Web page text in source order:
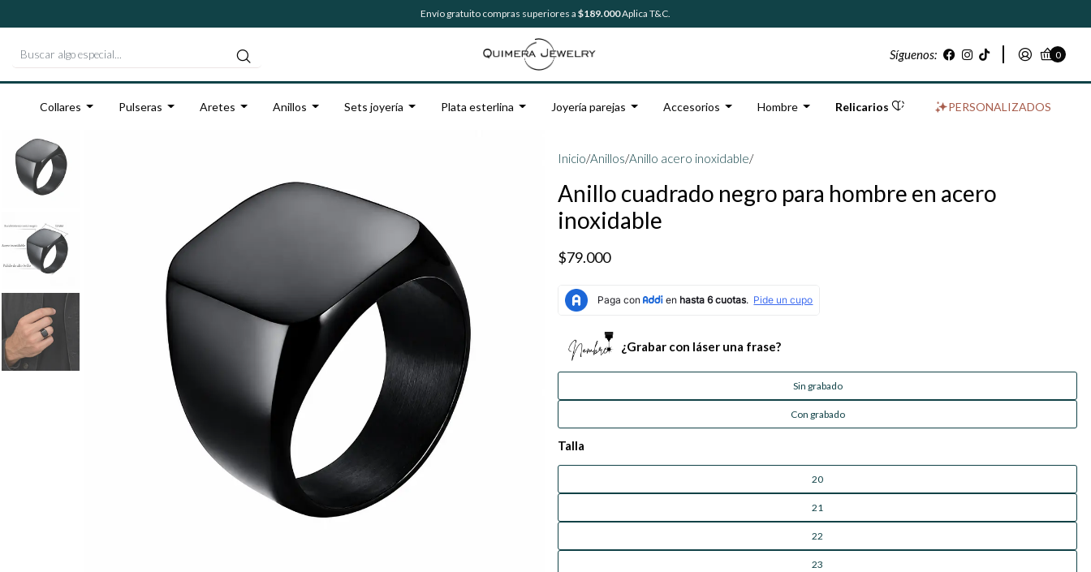
Envío gratuito compras superiores a $189.000Aplica T&C.
Síguenos: 0
Collares Pulseras Aretes Anillos Sets joyería Plata esterlina Joyería parejas Accesorios Hombre Relicarios PERSONALIZADOS
Inicio/Anillos/Anillo acero inoxidable/
Anillo cuadrado negro para hombre en acero
inoxidable
$79.000
¿Grabar con láser una frase?
Sin grabado
Con grabado
Talla
20
21
22
23